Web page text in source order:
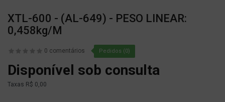
XTL-600 - (AL-649) - PESO LINEAR:
0,458kg/m
0 comentários Pedidos (0)
Disponível sob consulta
Taxas R$ 0,00